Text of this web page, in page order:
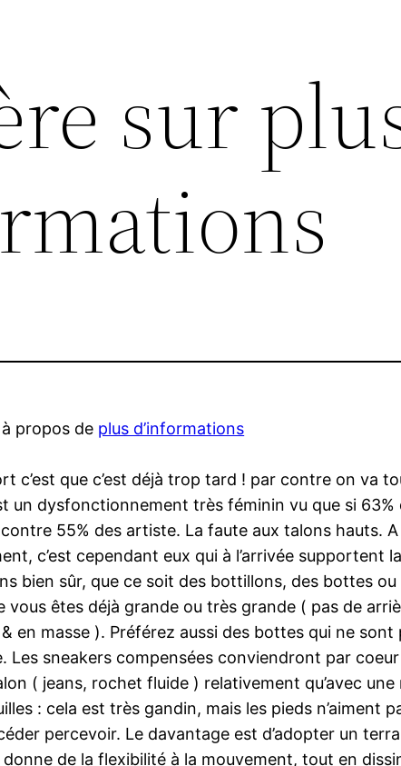
sur
propos de plus d’informations
c’est que c’est déjà trop tard ! par contre on va
un dysfonctionnement très féminin vu que si
55% des artiste. La faute aux talons hauts.
c’est cependant eux qui à l’arrivée supportent
bien sûr, que ce soit des bottillons, des bottes
vous êtes déjà grande ou très grande ( pas de
& en masse ). Préférez aussi des bottes qui ne
Les sneakers compensées conviendront par
( jeans, rochet fluide ) relativement qu’avec
: cela est très gandin, mais les pieds
percevoir. Le davantage est d’adopter un
de la flexibilité à la mouvement, tout en